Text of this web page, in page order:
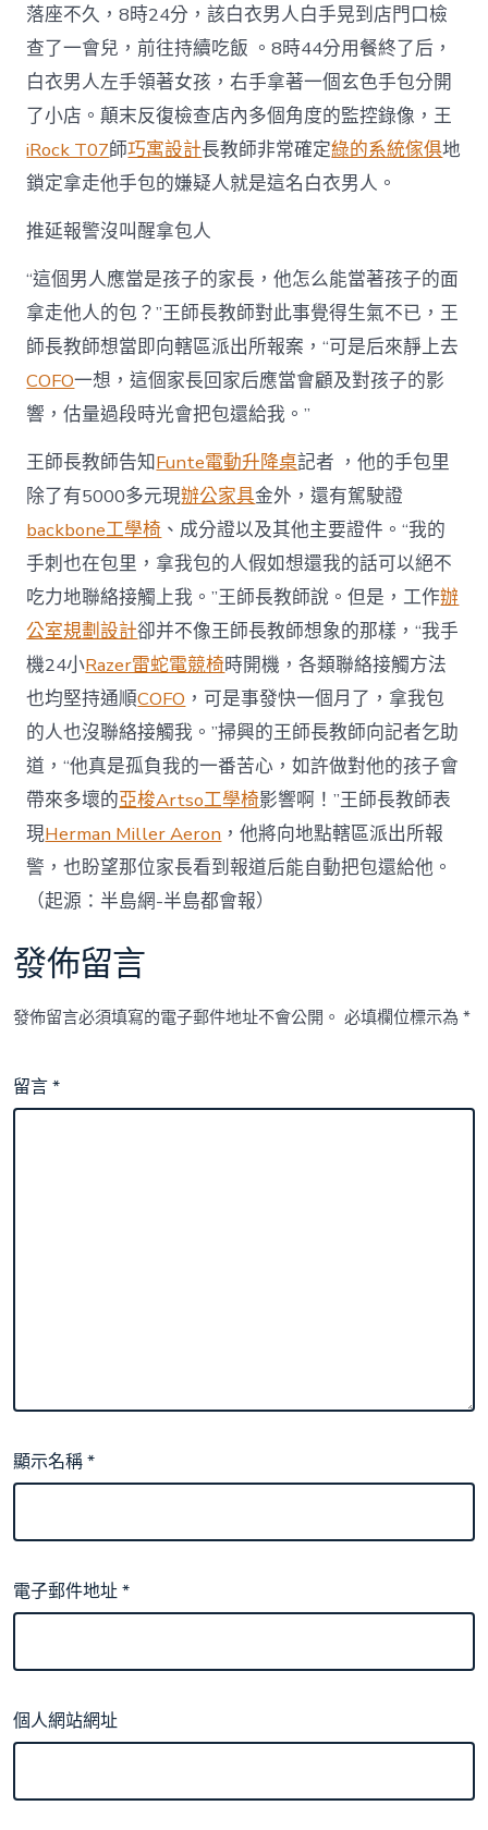
落座不久，8時24分，該白衣男人白手晃到店門口檢
查了一會兒，前往持續吃飯 。8時44分用餐終了后，
白衣男人左手領著女孩，右手拿著一個玄色手包分開
了小店。顛末反復檢查店內多個角度的監控錄像，王
iRock T07師巧寓設計長教師非常確定綠的系統傢俱地
鎖定拿走他手包的嫌疑人就是這名白衣男人。
推延報警沒叫醒拿包人
“這個男人應當是孩子的家長，他怎么能當著孩子的面
拿走他人的包？”王師長教師對此事覺得生氣不已，王
師長教師想當即向轄區派出所報案，“可是后來靜上去
COFO一想，這個家長回家后應當會顧及對孩子的影
響，估量過段時光會把包還給我。”
王師長教師告知Funte電動升降桌記者 ，他的手包里
除了有5000多元現辦公家具金外，還有駕駛證
backbone工學椅 、成分證以及其他主要證件。“我的
手刺也在包里，拿我包的人假如想還我的話可以絕不
吃力地聯絡接觸上我。”王師長教師說。但是，工作辦
公室規劃設計卻并不像王師長教師想象的那樣，“我手
機24小Razer雷蛇電競椅時開機，各類聯絡接觸方法
也均堅持通順COFO ，可是事發快一個月了，拿我包
的人也沒聯絡接觸我。”掃興的王師長教師向記者乞助
道，“他真是孤負我的一番苦心，如許做對他的孩子會
帶來多壞的亞梭Artso工學椅影響啊！”王師長教師表
現Herman Miller Aeron ，他將向地點轄區派出所報
警，也盼望那位家長看到報道后能自動把包還給他。
（起源：半島網-半島都會報）
發佈留言
發佈留言必須填寫的電子郵件地址不會公開。 必填欄位標示為*
留言*
顯示名稱*
電子郵件地址*
個人網站網址